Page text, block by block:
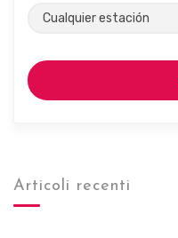
Articoli recenti